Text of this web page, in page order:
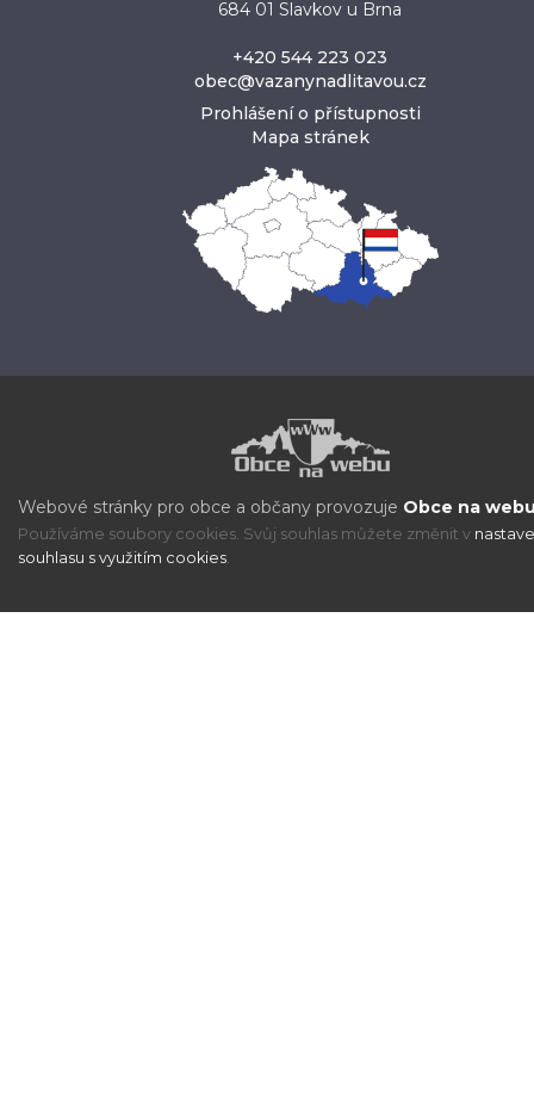
684 01 Slavkov u Brna
+420 544 223 023
obec@vazanynadlitavou.cz
Prohlášení o přístupnosti
Mapa stránek
Webové stránky pro obce a občany provozuje Obce na
Používáme soubory cookies. Svůj souhlas můžete změnit v
souhlasu s využitím cookies.